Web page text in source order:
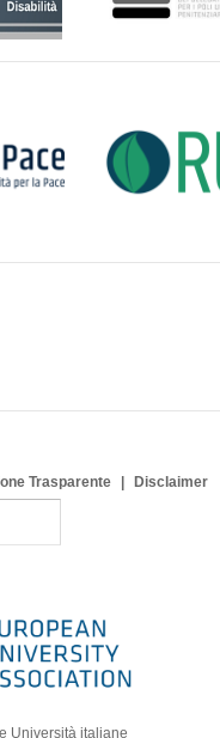
Trasparente Disclaimer
Università italiane